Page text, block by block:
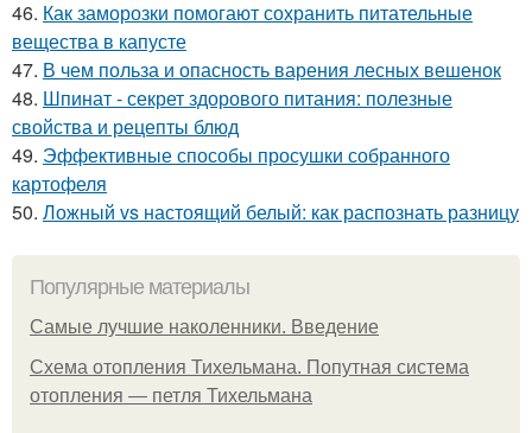
46. Как заморозки помогают сохранить питательные
вещества в капусте
47. В чем польза и опасность варения лесных вешенок
48. Шпинат - секрет здорового питания: полезные
свойства и рецепты блюд
49. Эффективные способы просушки собранного
картофеля
50. Ложный vs настоящий белый: как распознать разницу
Популярные материалы
Самые лучшие наколенники. Введение
Схема отопления Тихельмана. Попутная система
отопления — петля Тихельмана